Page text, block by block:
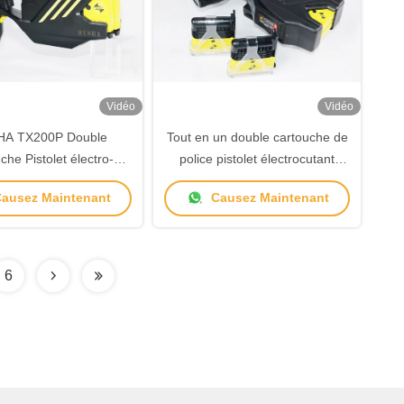
Vidéo
TX200P Double
Pistolet électro-
avec IP57 étanche et
sortie 55±5KV pour
Maintenant
Vidéo
Tout en un double cartouche de
police pistolet électrocutant
portatif 202mm*114mm*45mm
Causez Maintenant
6